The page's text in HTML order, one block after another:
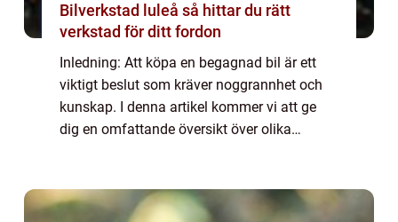
Bilverkstad luleå så hittar du rätt
verkstad för ditt fordon
Inledning: Att köpa en begagnad bil är ett
viktigt beslut som kräver noggrannhet och
kunskap. I denna artikel kommer vi att ge
dig en omfattande översikt över olika